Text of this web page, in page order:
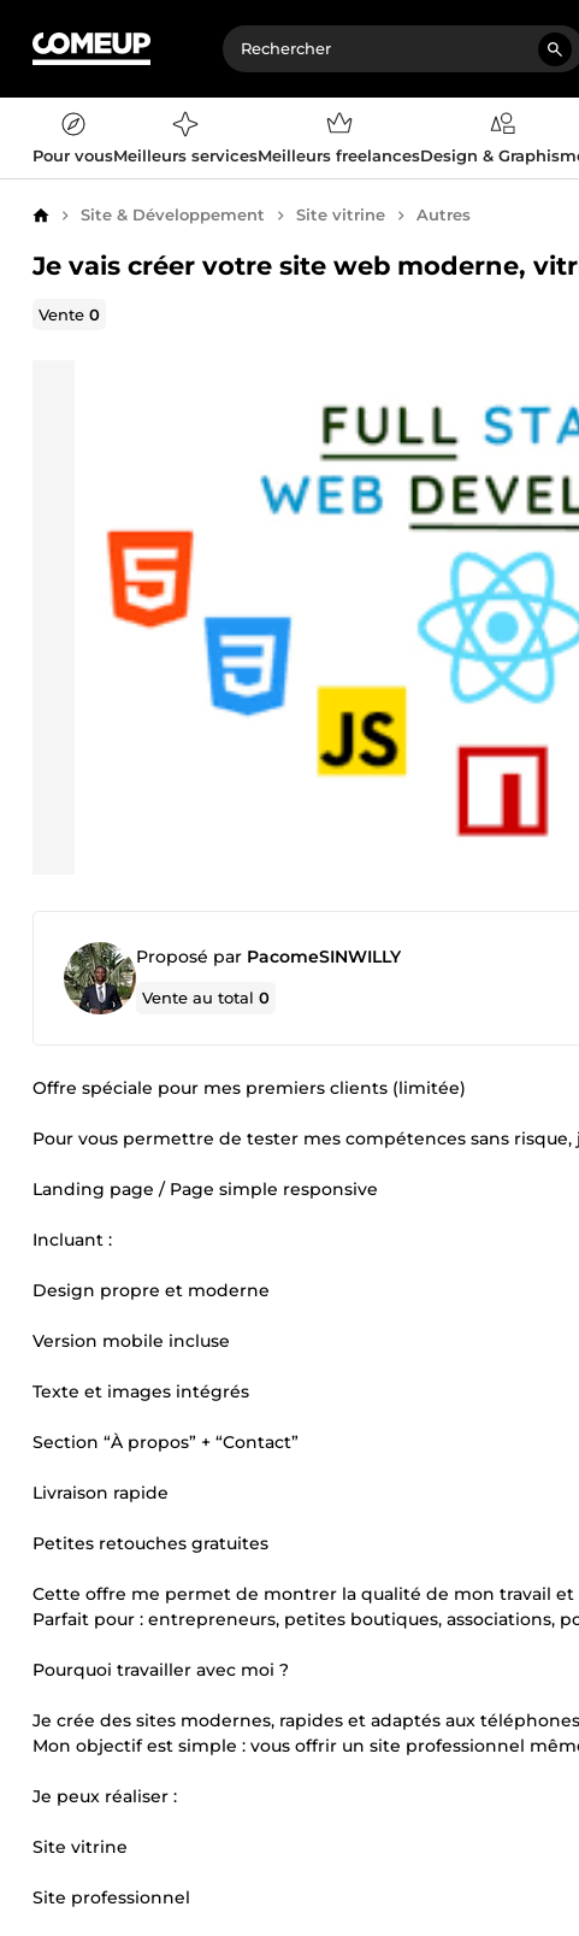
Pour vousMeilleurs servicesMeilleurs freelancesDesign &
AccueilSite & Développement Site vitrine Autres
Je vais créer votre site web moderne,
Vente0
Proposé par PacomeSINWILLY
Vente au total0
Offre spéciale pour mes premiers clients (limitée)
Pour vous permettre de tester mes compétences sans
Landing page / Page simple responsive
Incluant :
Design propre et moderne
Version mobile incluse
Texte et images intégrés
Section “À propos” + “Contact”
Livraison rapide
Petites retouches gratuites
Cette offre me permet de montrer la qualité de mon travail
Parfait pour : entrepreneurs, petites boutiques, associations,
Pourquoi travailler avec moi ?
Je crée des sites modernes, rapides et adaptés aux
Mon objectif est simple : vous offrir un site professionnel
Je peux réaliser :
Site vitrine
Site professionnel